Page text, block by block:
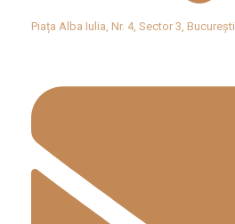
Piața Alba Iulia, Nr. 4, Sector 3, București